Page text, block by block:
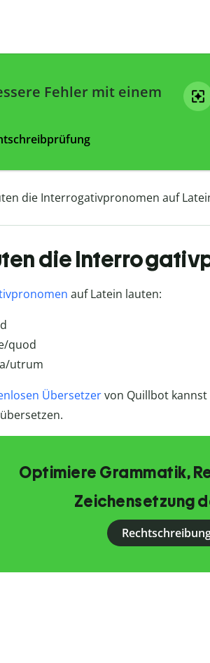
Fehler mit einem
die Interrogativpronomen auf
die
auf Latein lauten:
quod
utrum
Übersetzervon Quillbot
Optimiere Grammatik,
Zeichensetzung